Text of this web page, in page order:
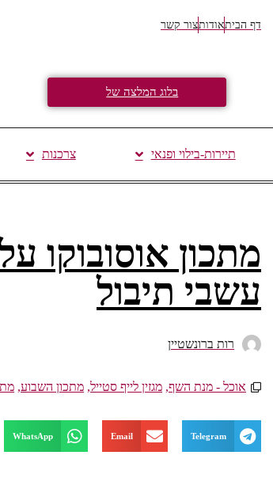
דף הביתאודותצור קשר
בלוג המלצה של
תיירות-בילוי ופנאי צרכנות
מתכון אוסובוקו
עשבי תיבול
רות ברונשטיין
אוכל - מנת השף, מגזין לייף סטייל, מתכון השבוע,
Telegram
Email
WhatsApp